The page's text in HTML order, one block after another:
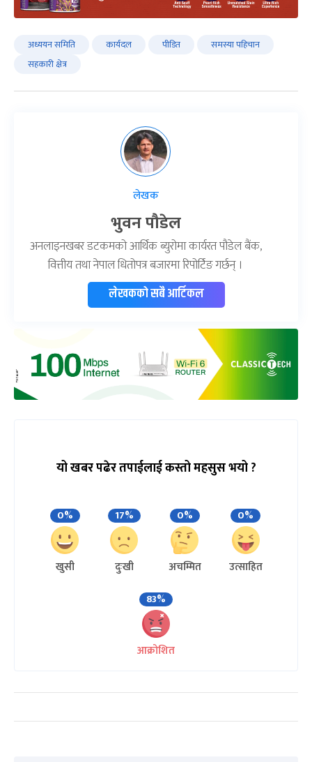
अध्ययन समिति कार्यदल पीडित
समस्या पहिचान
सहकारी क्षेत्र
लेखक
भुवन पौडेल
अनलाइनखबर डटकमको आर्थिक ब्युरोमा कार्यरत पौडेल बैंक,
वित्तीय तथा नेपाल धितोपत्र बजारमा रिपोर्टिङ गर्छन् ।
लेखकको सबै आर्टिकल
यो खबर पढेर तपाईलाई कस्तो महसुस भयो ?
0%
खुसी
17%
दुःखी
0%
अचम्मित
0%
उत्साहित
83%
आक्रोशित